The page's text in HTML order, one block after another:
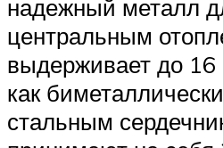
надежный металл
центральным
выдерживает до 16
как
стальным